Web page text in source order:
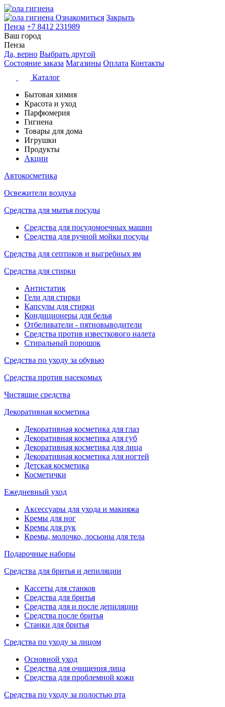
Ознакомиться Закрыть
Пенза +7 8412 231989
Ваш город
Пенза
Да, верно Выбрать другой
Состояние заказа Магазины Оплата Контакты
Каталог
Бытовая химия
Красота и уход
Парфюмерия
Гигиена
Товары для дома
Игрушки
Продукты
Акции
Автокосметика
Освежители воздуха
Средства для мытья посуды
Средства для посудомоечных машин
Средства для ручной мойки посуды
Средства для септиков и выгребных ям
Средства для стирки
Антистатик
Гели для стирки
Капсулы для стирки
Кондиционеры для белья
Отбеливатели - пятновыводители
Средства против известкового налета
Стиральный порошок
Средства по уходу за обувью
Средства против насекомых
Чистящие средства
Декоративная косметика
Декоративная косметика для глаз
Декоративная косметика для губ
Декоративная косметика для лица
Декоративная косметика для ногтей
Детская косметика
Косметички
Ежедневный уход
Аксессуары для ухода и макияжа
Кремы для ног
Кремы для рук
Кремы, молочко, лосьоны для тела
Подарочные наборы
Средства для бритья и депиляции
Кассеты для станков
Средства для бритья
Средства для и после депиляции
Средства после бритья
Станки для бритья
Средства по уходу за лицом
Основной уход
Средства для очищения лица
Средства для проблемной кожи
Средства по уходу за полостью рта